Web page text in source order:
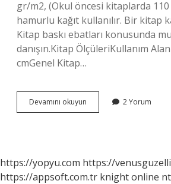
gr/m2, (Okul öncesi kitaplarda
hamurlu kağıt kullanılır. Bir kitap
Kitap baskı ebatları konusunda
danışın.Kitap ÖlçüleriKullanım
cmGenel Kitap…
Devamını okuyun
Kitap
2 Yorum
https://yopyu.com https://
https://appsoft.com.tr knight online